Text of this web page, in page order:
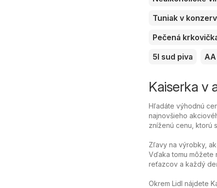
Tuniak v
Pečená
5l sud piva
Kaiserka v
Hľadáte výhodnú
najnovšieho
zníženú cenu, ktorú
Zľavy na výrobky,
Vďaka tomu môžete
reťazcov a každý
Okrem Lidl nájdete